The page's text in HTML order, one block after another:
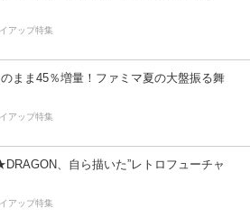
アップ特集
まま45％増量！ファミマ夏の大盤振る舞
アップ特集
、自ら描いた”レトロフューチャ
アップ特集